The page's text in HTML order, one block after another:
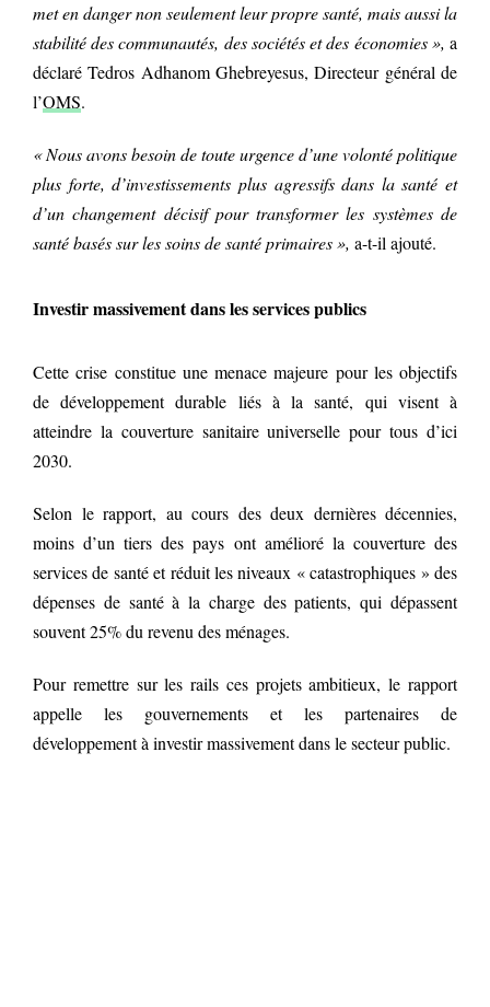
met en danger non seulement leur propre santé, mais aussi la
stabilité des communautés, des sociétés et des économies », a
déclaré Tedros Adhanom Ghebreyesus, Directeur général de
l’OMS.
« Nous avons besoin de toute urgence d’une volonté politique
plus forte, d’investissements plus agressifs dans la santé et
d’un changement décisif pour transformer les systèmes de
santé basés sur les soins de santé primaires », a-t-il ajouté.
Investir massivement dans les services publics
Cette crise constitue une menace majeure pour les objectifs
de développement durable liés à la santé, qui visent à
atteindre la couverture sanitaire universelle pour tous d’ici
2030.
Selon le rapport, au cours des deux dernières décennies,
moins d’un tiers des pays ont amélioré la couverture des
services de santé et réduit les niveaux « catastrophiques » des
dépenses de santé à la charge des patients, qui dépassent
souvent 25% du revenu des ménages.
Pour remettre sur les rails ces projets ambitieux, le rapport
appelle les gouvernements et les partenaires de
développement à investir massivement dans le secteur public.